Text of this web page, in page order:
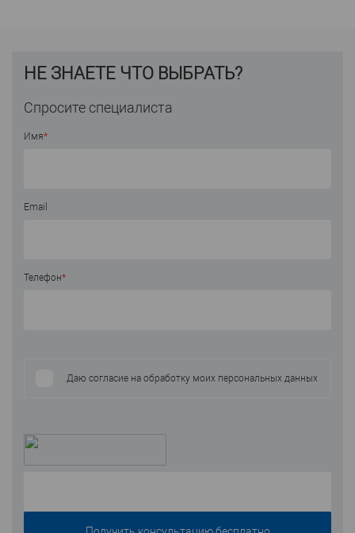
НЕ ЗНАЕТЕ ЧТО ВЫБРАТЬ?
Спросите специалиста
Имя*
Email
Телефон*
Даю согласие на обработку моих персональных данных